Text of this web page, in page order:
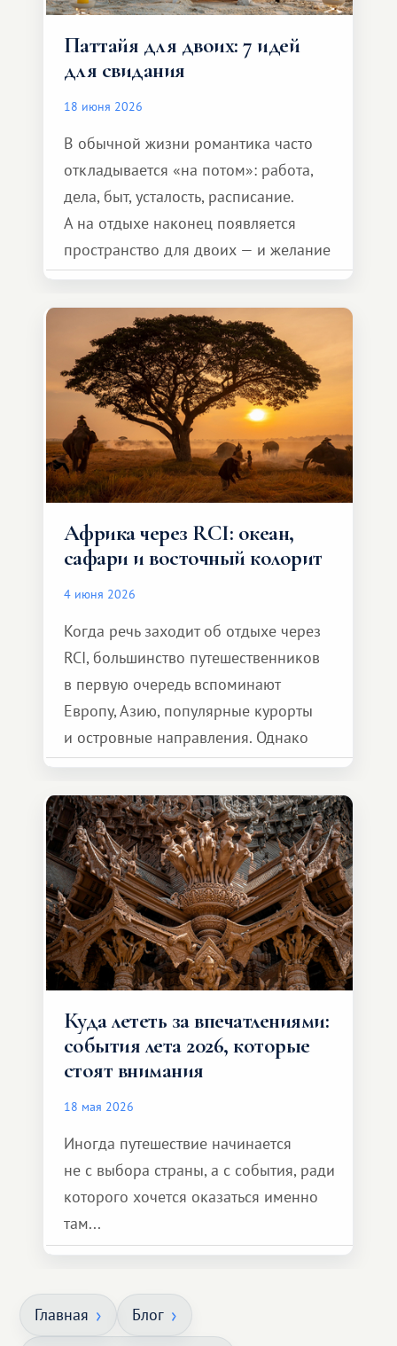
Паттайя для двоих: 7 идей
для свидания
18 июня 2026
В обычной жизни романтика часто
откладывается «на потом»: работа,
дела, быт, усталость, расписание.
А на отдыхе наконец появляется
пространство для двоих — и желание
сделать для близкого человека что-то
особенное. Не обязательно
масштабное, но тёплое
и запоминающееся :)
Африка через RCI: океан,
сафари и восточный колорит
4 июня 2026
Когда речь заходит об отдыхе через
RCI, большинство путешественников
в первую очередь вспоминают
Европу, Азию, популярные курорты
и островные направления. Однако
возможности обменной системы
значительно шире. Среди них есть
и Африка — континент, который
способен подарить совершенно иной
формат путешествия.
Куда лететь за впечатлениями:
события лета 2026, которые
стоят внимания
18 мая 2026
Иногда путешествие начинается
не с выбора страны, а с события, ради
которого хочется оказаться именно
там...
Главная Блог